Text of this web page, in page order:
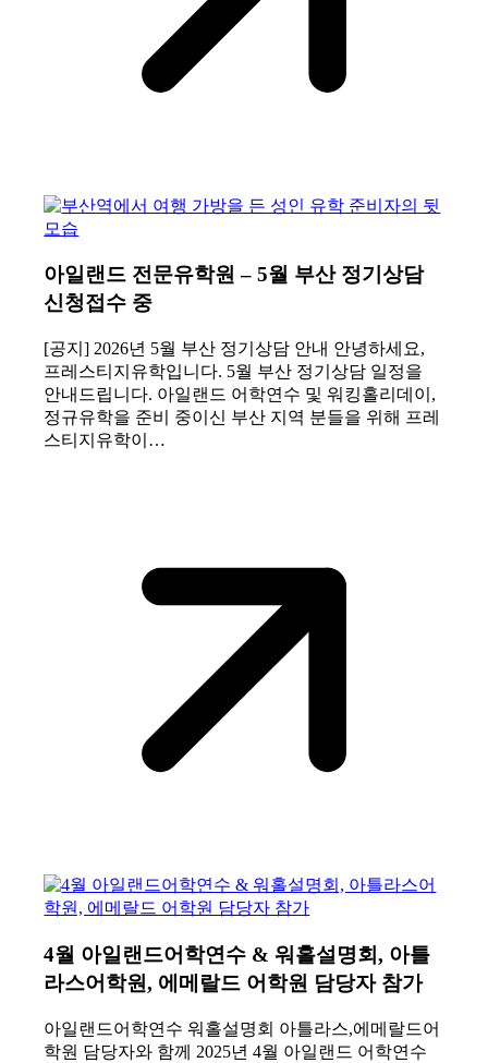
아일랜드 전문유학원 – 5월 부산 정기상담
신청접수 중
[공지] 2026년 5월 부산 정기상담 안내 안녕하세요,
프레스티지유학입니다. 5월 부산 정기상담 일정을
안내드립니다. 아일랜드 어학연수 및 워킹홀리데이,
정규유학을 준비 중이신 부산 지역 분들을 위해 프레
스티지유학이…
4월 아일랜드어학연수 & 워홀설명회, 아틀
라스어학원, 에메랄드 어학원 담당자 참가
아일랜드어학연수 워홀설명회 아틀라스,에메랄드어
학원 담당자와 함께 2025년 4월 아일랜드 어학연수